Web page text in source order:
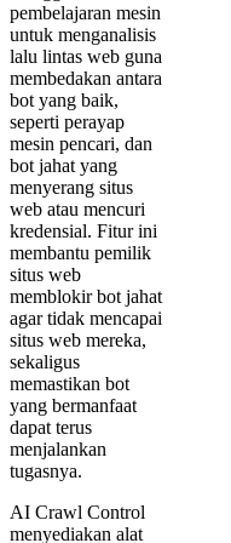
pembelajaran mesin
untuk menganalisis
lalu lintas web guna
membedakan antara
bot yang baik,
seperti perayap
mesin pencari, dan
bot jahat yang
menyerang situs
web atau mencuri
kredensial. Fitur ini
membantu pemilik
situs web
memblokir bot jahat
agar tidak mencapai
situs web mereka,
sekaligus
memastikan bot
yang bermanfaat
dapat terus
menjalankan
tugasnya.
AI Crawl Control
menyediakan alat